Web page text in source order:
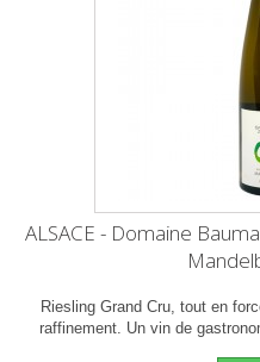
ALSACE - Domaine
Riesling Grand Cru, tout en
raffinement. Un vin de